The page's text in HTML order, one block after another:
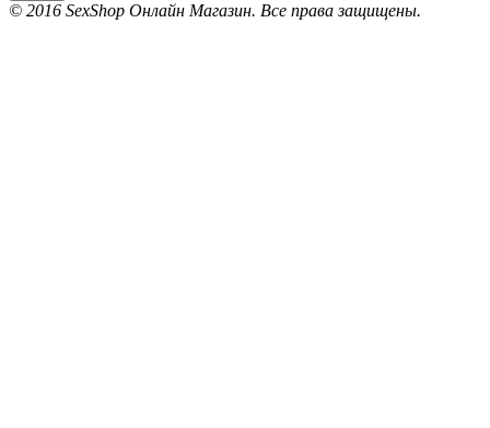
© 2016 SexShop Онлайн Магазин. Все права защищены.